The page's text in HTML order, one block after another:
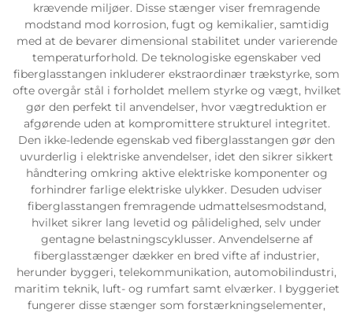
krævende miljøer. Disse stænger viser fremragende
modstand mod korrosion, fugt og kemikalier, samtidig
med at de bevarer dimensional stabilitet under varierende
temperaturforhold. De teknologiske egenskaber ved
fiberglasstangen inkluderer ekstraordinær trækstyrke, som
ofte overgår stål i forholdet mellem styrke og vægt, hvilket
gør den perfekt til anvendelser, hvor vægtreduktion er
afgørende uden at kompromittere strukturel integritet.
Den ikke-ledende egenskab ved fiberglasstangen gør den
uvurderlig i elektriske anvendelser, idet den sikrer sikkert
håndtering omkring aktive elektriske komponenter og
forhindrer farlige elektriske ulykker. Desuden udviser
fiberglasstangen fremragende udmattelsesmodstand,
hvilket sikrer lang levetid og pålidelighed, selv under
gentagne belastningscyklusser. Anvendelserne af
fiberglasstænger dækker en bred vifte af industrier,
herunder byggeri, telekommunikation, automobilindustri,
maritim teknik, luft- og rumfart samt elværker. I byggeriet
fungerer disse stænger som forstærkningselementer,